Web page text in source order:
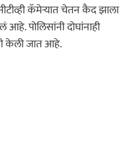
कॅमेऱ्यात चेतन कैद झाला
पोलिसांनी दोघांनाही
केली जात आहे.